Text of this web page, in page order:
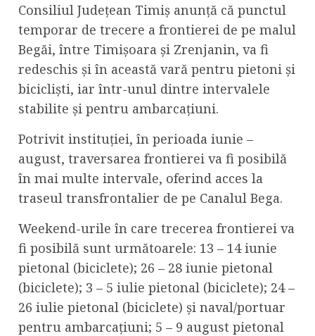
Consiliul Județean Timiș anunță că punctul
temporar de trecere a frontierei de pe malul
Begăi, între Timișoara și Zrenjanin, va fi
redeschis și în această vară pentru pietoni și
bicicliști, iar într-unul dintre intervalele
stabilite și pentru ambarcațiuni.
Potrivit instituției, în perioada iunie –
august, traversarea frontierei va fi posibilă
în mai multe intervale, oferind acces la
traseul transfrontalier de pe Canalul Bega.
Weekend-urile în care trecerea frontierei va
fi posibilă sunt următoarele: 13 – 14 iunie
pietonal (biciclete); 26 – 28 iunie pietonal
(biciclete); 3 – 5 iulie pietonal (biciclete); 24 –
26 iulie pietonal (biciclete) și naval/portuar
pentru ambarcațiuni; 5 – 9 august pietonal